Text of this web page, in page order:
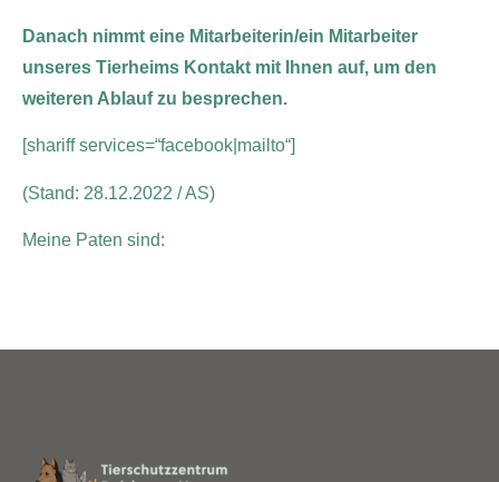
Danach nimmt eine Mitarbeiterin/ein Mitarbeiter
unseres Tierheims Kontakt mit Ihnen auf, um den
weiteren Ablauf zu besprechen.
[shariff services=“facebook|mailto“]
(Stand: 28.12.2022 / AS)
Meine Paten sind: